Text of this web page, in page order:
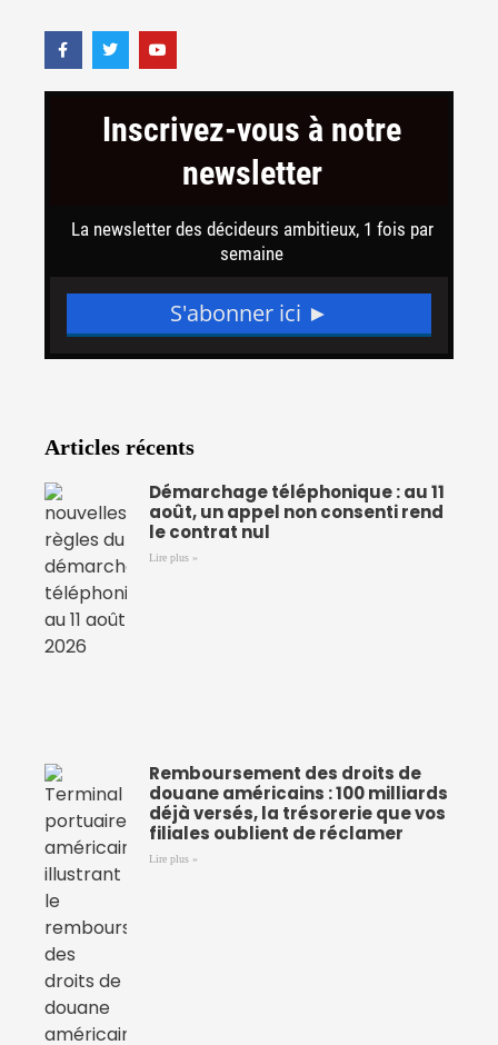
F
a
c
T
w
i
e
r
Y
o
u
e
Articles récents
Démarchage téléphonique : au 11
août, un appel non consenti rend
le contrat nul
Lire plus »
Remboursement des droits de
douane américains : 100 milliards
déjà versés, la trésorerie que vos
filiales oublient de réclamer
Lire plus »